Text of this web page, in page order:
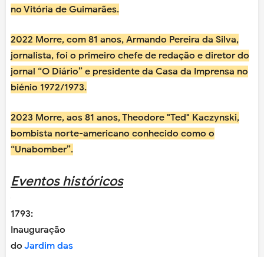
no Vitória de Guimarães.
2022 Morre, com 81 anos, Armando Pereira da Silva,
jornalista, foi o primeiro chefe de redação e diretor do
jornal “O Diário” e presidente da Casa da Imprensa no
biénio 1972/1973.
2023 Morre, aos 81 anos, Theodore "Ted" Kaczynski,
bombista norte-americano conhecido como o
“Unabomber”.
Eventos históricos
1793:
Inauguração
do Jardim das